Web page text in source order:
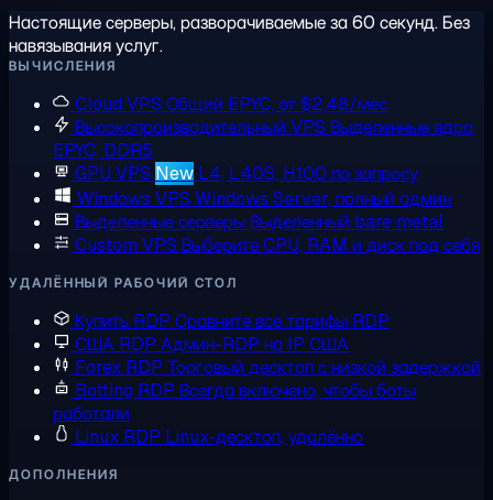
Настоящие серверы, разворачиваемые за 60 секунд. Без
навязывания услуг.
ВЫЧИСЛЕНИЯ
Cloud VPS Общий EPYC, от $2,48/мес
Высокопроизводительный VPS Выделенные ядра
EPYC, DDR5
GPU VPS New L4, L40S, H100 по запросу
Windows VPS Windows Server, полный админ
Выделенные серверыВыделенный bare metal
Custom VPS Выберите CPU, RAM и диск под себя
УДАЛЁННЫЙ РАБОЧИЙ СТОЛ
Купить RDP Сравните все тарифы RDP
США RDP Админ-RDP на IP США
Forex RDP Торговый десктоп с низкой задержкой
Botting RDP Всегда включено, чтобы боты
работали
Linux RDP Linux-десктоп, удалённо
ДОПОЛНЕНИЯ